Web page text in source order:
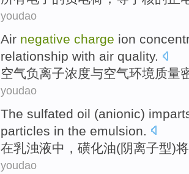
youdao
Air negative charge ion
relationship with air quality.
空气负离子浓度与空气环境质量
youdao
The sulfated oil (anionic)
particles in the emulsion.
在乳浊液中，磺化油(阴离子型)将
youdao